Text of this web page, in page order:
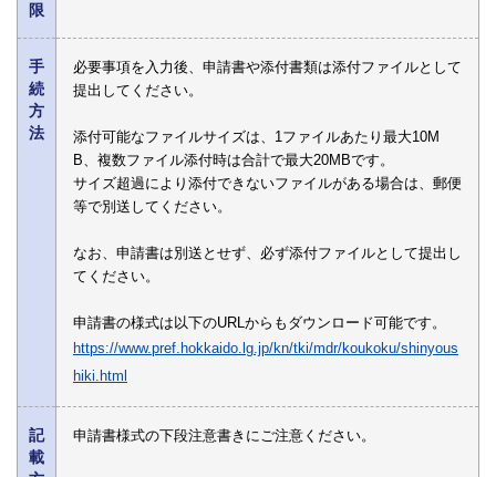
限
手
続
方
法
必要事項を入力後、申請書や添付書類は添付ファイルとして
提出してください。
添付可能なファイルサイズは、1ファイルあたり最大10M
B、複数ファイル添付時は合計で最大20MBです。
サイズ超過により添付できないファイルがある場合は、郵便
等で別送してください。
なお、申請書は別送とせず、必ず添付ファイルとして提出し
てください。
申請書の様式は以下のURLからもダウンロード可能です。
https://www.pref.hokkaido.lg.jp/kn/tki/mdr/koukoku/shinyous
hiki.html
記
載
申請書様式の下段注意書きにご注意ください。